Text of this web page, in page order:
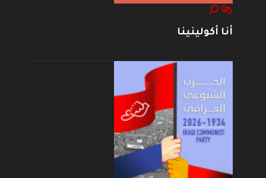
أنا أكولينينا